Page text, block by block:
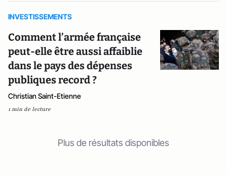
INVESTISSEMENTS
Comment l’armée française
peut-elle être aussi affaiblie
dans le pays des dépenses
publiques record ?
Christian Saint-Etienne
1 min de lecture
Plus de résultats disponibles